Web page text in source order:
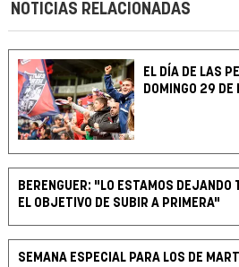
NOTICIAS RELACIONADAS
EL DÍA DE LAS
DOMINGO 29 DE
BERENGUER: "LO ESTAMOS DEJANDO
EL OBJETIVO DE SUBIR A PRIMERA"
SEMANA ESPECIAL PARA LOS DE